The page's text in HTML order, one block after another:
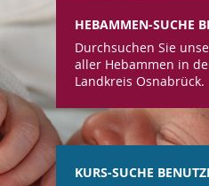
HEBAMMEN-SUCHE
Durchsuchen Sie
aller Hebammen in
Landkreis Osnabrück.
KURS-SUCHE